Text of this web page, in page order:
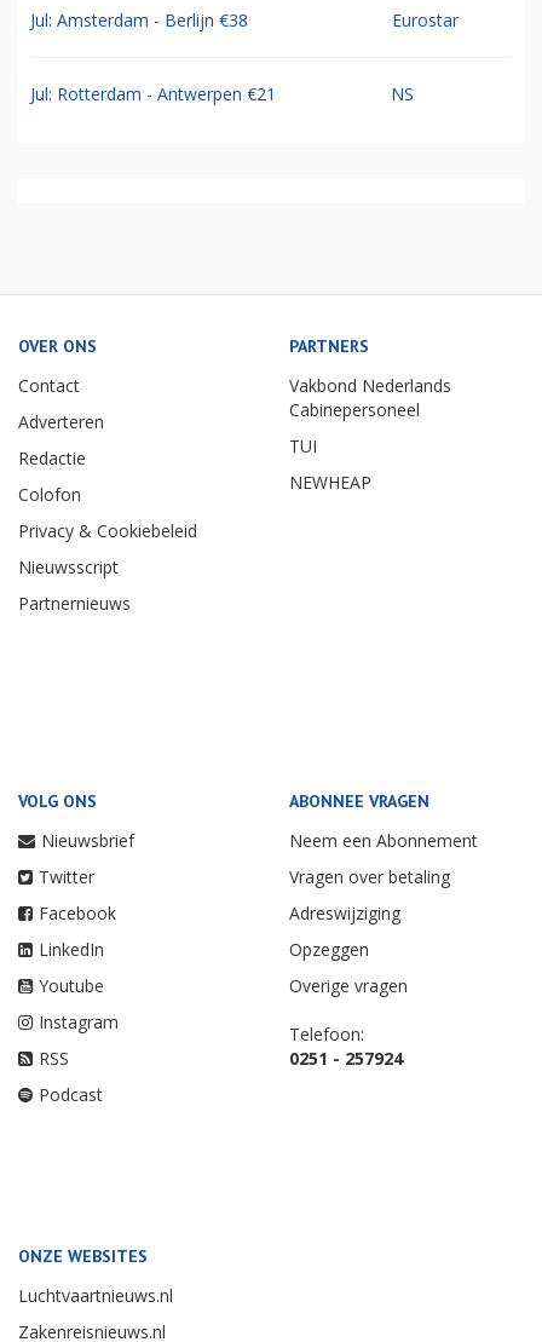
Jul: Amsterdam - Berlijn €38 Eurostar
Jul: Rotterdam - Antwerpen €21 NS
OVER ONS
Contact
Adverteren
Redactie
Colofon
Privacy & Cookiebeleid
Nieuwsscript
Partnernieuws
PARTNERS
Vakbond Nederlands
Cabinepersoneel
TUI
NEWHEAP
VOLG ONS
Nieuwsbrief
Twitter
Facebook
LinkedIn
Youtube
Instagram
RSS
Podcast
ABONNEE VRAGEN
Neem een Abonnement
Vragen over betaling
Adreswijziging
Opzeggen
Overige vragen
Telefoon:
0251 - 257924
ONZE WEBSITES
Luchtvaartnieuws.nl
Zakenreisnieuws.nl